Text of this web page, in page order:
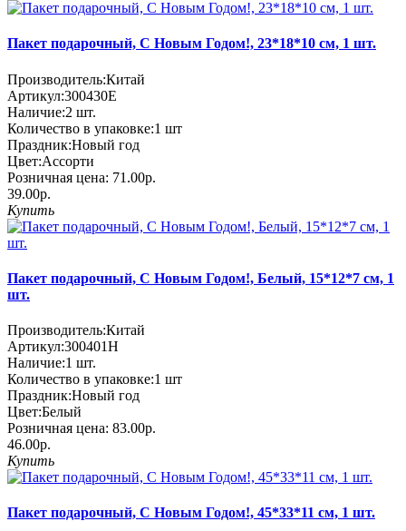
Пакет подарочный, С Новым Годом!, 23*18*10 см, 1 шт.
Производитель:Китай
Артикул:300430E
Наличие:2 шт.
Количество в упаковке:1 шт
Праздник:Новый год
Цвет:Ассорти
Розничная цена: 71.00р.
39.00р.
Купить
Пакет подарочный, С Новым Годом!, Белый, 15*12*7 см, 1
шт.
Производитель:Китай
Артикул:300401H
Наличие:1 шт.
Количество в упаковке:1 шт
Праздник:Новый год
Цвет:Белый
Розничная цена: 83.00р.
46.00р.
Купить
Пакет подарочный, С Новым Годом!, 45*33*11 см, 1 шт.